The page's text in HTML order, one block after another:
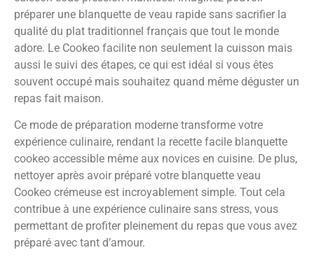
préparer une blanquette de veau rapide sans sacrifier la
qualité du plat traditionnel français que tout le monde
adore. Le Cookeo facilite non seulement la cuisson mais
aussi le suivi des étapes, ce qui est idéal si vous êtes
souvent occupé mais souhaitez quand même déguster un
repas fait maison.
Ce mode de préparation moderne transforme votre
expérience culinaire, rendant la recette facile blanquette
cookeo accessible même aux novices en cuisine. De plus,
nettoyer après avoir préparé votre blanquette veau
Cookeo crémeuse est incroyablement simple. Tout cela
contribue à une expérience culinaire sans stress, vous
permettant de profiter pleinement du repas que vous avez
préparé avec tant d’amour.